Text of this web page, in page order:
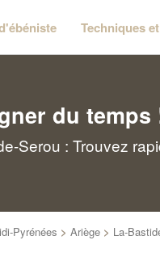
Techniques
du temps
Serou : Trouvez
Pyrénées > Ariège > La-